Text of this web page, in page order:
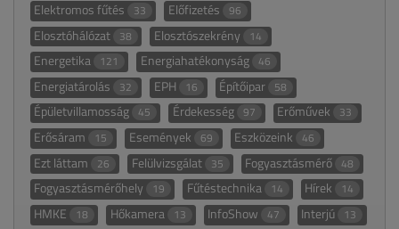
Elektromos fűtés 33 Előfizetés 96
Elosztóhálózat 38 Elosztószekrény 14
Energetika 121 Energiahatékonyság 46
Energiatárolás 32 EPH 16 Építőipar 58
Épületvillamosság 45 Érdekesség 97 Erőművek 33
Erősáram 15 Események 69 Eszközeink 46
Ezt láttam 26 Felülvizsgálat 35 Fogyasztásmérő 48
Fogyasztásmérőhely 19 Fűtéstechnika 14 Hírek 14
HMKE 18 Hőkamera 13 InfoShow 47 Interjú 13